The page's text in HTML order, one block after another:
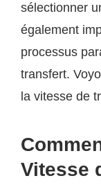
sélectionner
également
processus
transfert.
la vitesse de
Vitesse